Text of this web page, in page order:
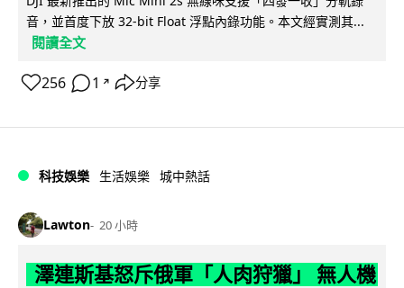
音，並首度下放 32-bit Float 浮點內錄功能。本文經實測其...
閱讀全文
256 1 ↗ 分享
科技娛樂 生活娛樂 城中熱話
Lawton 20 小時
澤連斯基怒斥俄軍「人肉狩獵」 無人機